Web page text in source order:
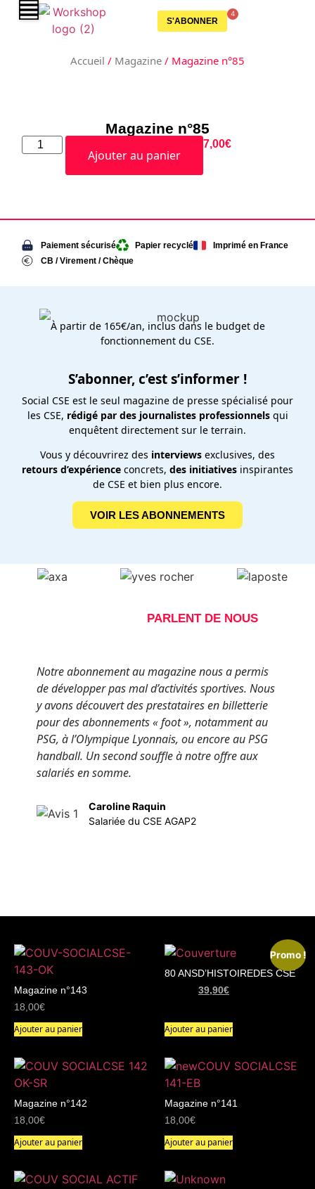
S'ABONNER
4
Accueil / Magazine / Magazine n°85
Magazine n°85
Ajouter au panier
7,00€
Paiement sécurisé Papier recyclé
Imprimé en France
CB / Virement / Chèque
À partir de 165€/an, inclus dans le budget de
fonctionnement du CSE.
S’abonner, c’est s’informer !
Social CSE est le seul magazine de presse spécialisé pour
les CSE, rédigé par des journalistes professionnelsqui
enquêtent directement sur le terrain.
Vous y découvrirez des interviews exclusives, des
retours d’expérience concrets, des initiatives inspirantes
de CSE et bien plus encore.
VOIR LES ABONNEMENTS
PARLENT DE NOUS
Notre abonnement au magazine nous a permis
de développer pas mal d’activités sportives. Nous
y avons découvert des prestataires en billetterie
pour des abonnements « foot », notamment au
PSG, à l’Olympique Lyonnais, ou encore au PSG
handball. Un second souffle à notre offre aux
salariés en somme.
Caroline Raquin
Salariée du CSE AGAP2
Magazine n°143
18,00€
Ajouter au panier
Promo !
80 ANSD’HISTOIREDES CSE
39,90€
Ajouter au panier
Magazine n°142
18,00€
Ajouter au panier
Magazine n°141
18,00€
Ajouter au panier